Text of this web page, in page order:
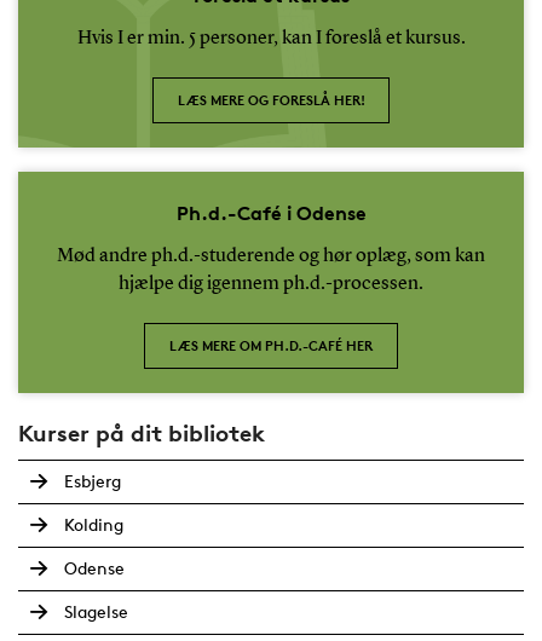
Hvis I er min. 5 personer, kan I foreslå et kursus.
LÆS MERE OG FORESLÅ HER!
Ph.d.-Café i Odense
Mød andre ph.d.-studerende og hør oplæg, som kan
hjælpe dig igennem ph.d.-processen.
LÆS MERE OM PH.D.-CAFÉ HER
Kurser på dit bibliotek
Esbjerg
Kolding
Odense
Slagelse